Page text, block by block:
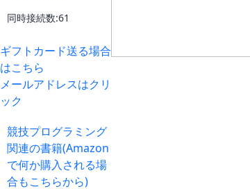
同時接続数:61
ギフトカード送る場合
はこちら
メールアドレスはクリ
ック
競技プログラミング
関連の書籍(Amazon
で何か購入される場
合もこちらから)